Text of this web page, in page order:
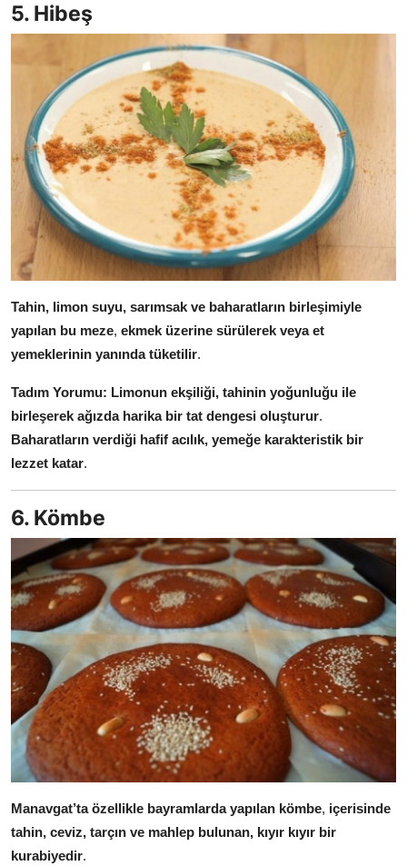
5. Hibeş
Tahin, limon suyu, sarımsak ve baharatların birleşimiyle
yapılan bu meze, ekmek üzerine sürülerek veya et
yemeklerinin yanında tüketilir.
Tadım Yorumu: Limonun ekşiliği, tahinin yoğunluğu ile
birleşerek ağızda harika bir tat dengesi oluşturur.
Baharatların verdiği hafif acılık, yemeğe karakteristik bir
lezzet katar.
6. Kömbe
Manavgat’ta özellikle bayramlarda yapılan kömbe, içerisinde
tahin, ceviz, tarçın ve mahlep bulunan, kıyır kıyır bir
kurabiyedir.